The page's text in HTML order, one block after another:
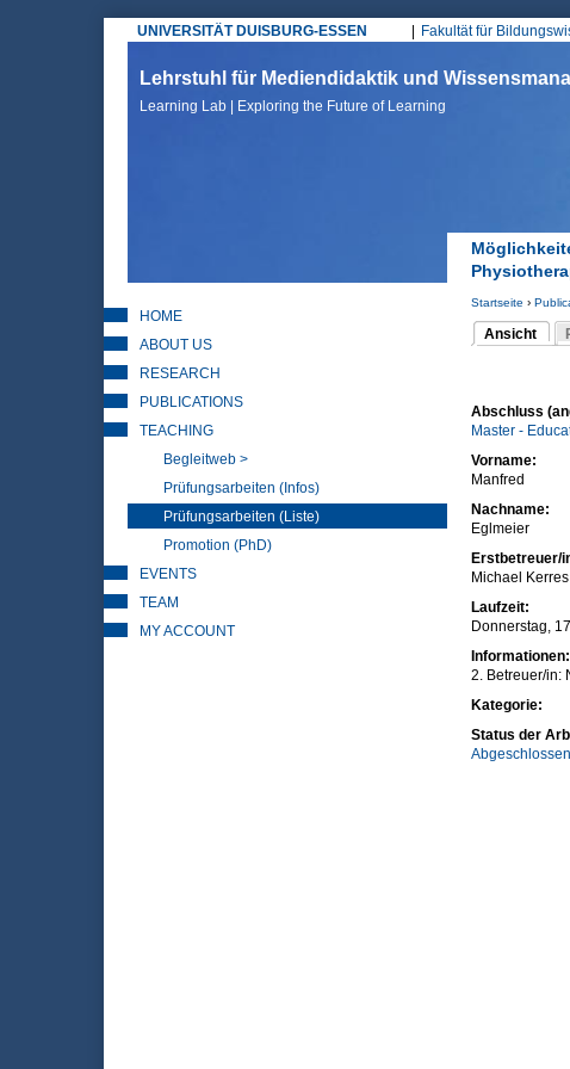
UNIVERSITÄT DUISBURG-ESSEN
Hauptmenü
Fakultät für
Lehrstuhl für Mediendidaktik und
Learning Lab | Exploring the Future of Learning
Sie sind
Startseite ›
Ansicht
(aktiver
Abschluss
Master -
Vorname:
Manfred
Nachname:
Eglmeier
Erstbetreuer/
Michael Kerres
Laufzeit:
Donnerstag,
Informationen:
2. Betreuer/in:
Kategorie:
Status der
Abgeschlossen
HOME
ABOUT US
RESEARCH
PUBLICATIONS
TEACHING
Begleitweb >
Prüfungsarbeiten (Infos)
Prüfungsarbeiten (Liste)
Promotion (PhD)
EVENTS
TEAM
MY ACCOUNT